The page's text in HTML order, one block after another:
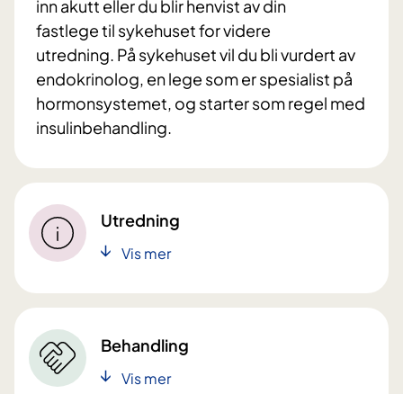
inn akutt eller du blir henvist av din
fastlege til sykehuset for videre
utredning. På sykehuset vil du bli vurdert av
endokrinolog, en lege som er spesialist på
hormonsystemet, og starter som regel med
insulinbehandling.
Utredning
Vis mer
Behandling
Vis mer